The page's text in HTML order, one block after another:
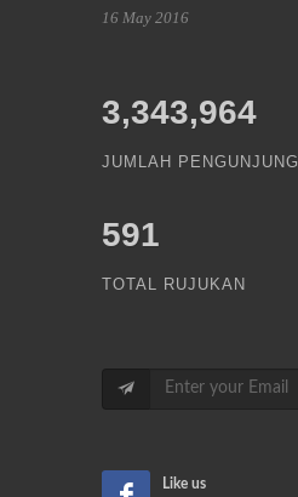
16 May 2016
3,343,964
JUMLAH PENGUNJUNG
591
TOTAL RUJUKAN
Like us